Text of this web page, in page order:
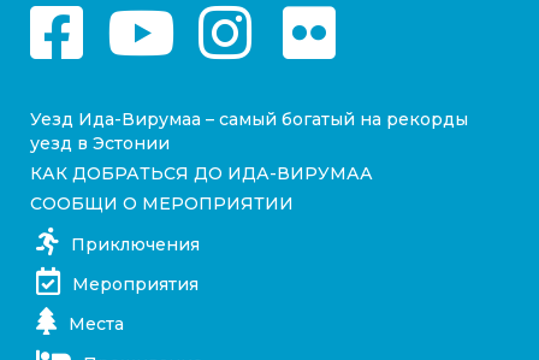
Уезд Ида-Вирумаа – самый богатый на рекорды
уезд в Эстонии
КАК ДОБРАТЬСЯ ДО ИДА-ВИРУМАА
СООБЩИ О МЕРОПРИЯТИИ
Приключения
Мероприятия
Места